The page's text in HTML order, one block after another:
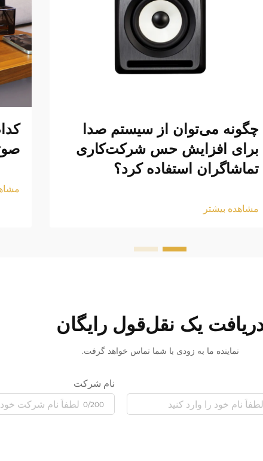
چگونه می‌توان از سیستم صدا
برای افزایش حس شرکت‌کاری
تماشاگران استفاده کرد؟
مشاهده بیشتر
یک نقل‌قول رایگان
نماینده ما به زودی با شما تماس خواهد گرفت.
نام شرکت
0/200